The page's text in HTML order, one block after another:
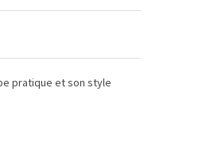
pratique et son style